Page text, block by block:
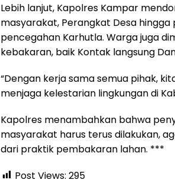
Lebih lanjut, Kapolres Kampar
masyarakat, Perangkat Desa
pencegahan Karhutla. Warga juga
kebakaran, baik Kontak langsung
“Dengan kerja sama semua pihak,
menjaga kelestarian lingkungan di
Kapolres menambahkan bahwa
masyarakat harus terus dilakukan,
dari praktik pembakaran lahan. ***
Post Views: 295